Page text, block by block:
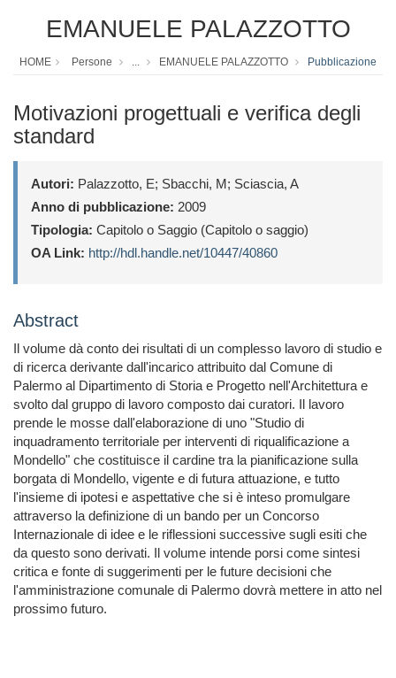
EMANUELE PALAZZOTTO
HOME Persone ... EMANUELE PALAZZOTTO Pubblicazione
Motivazioni progettuali e verifica degli
standard
Autori: Palazzotto, E; Sbacchi, M; Sciascia, A
Anno di pubblicazione: 2009
Tipologia: Capitolo o Saggio (Capitolo o saggio)
OA Link: http://hdl.handle.net/10447/40860
Abstract
Il volume dà conto dei risultati di un complesso lavoro di studio e
di ricerca derivante dall'incarico attribuito dal Comune di
Palermo al Dipartimento di Storia e Progetto nell'Architettura e
svolto dal gruppo di lavoro composto dai curatori. Il lavoro
prende le mosse dall'elaborazione di uno "Studio di
inquadramento territoriale per interventi di riqualificazione a
Mondello" che costituisce il cardine tra la pianificazione sulla
borgata di Mondello, vigente e di futura attuazione, e tutto
l'insieme di ipotesi e aspettative che si è inteso promulgare
attraverso la definizione di un bando per un Concorso
Internazionale di idee e le riflessioni successive sugli esiti che
da questo sono derivati. Il volume intende porsi come sintesi
critica e fonte di suggerimenti per le future decisioni che
l'amministrazione comunale di Palermo dovrà mettere in atto nel
prossimo futuro.